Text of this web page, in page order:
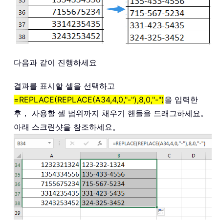
다음과 같이 진행하세요
결과를 표시할 셀을 선택하고
=REPLACE(REPLACE(A34,4,0,"-"),8,0,"-")을 입력한
후， 사용할 셀 범위까지 채우기 핸들을 드래그하세요。
아래 스크린샷을 참조하세요。